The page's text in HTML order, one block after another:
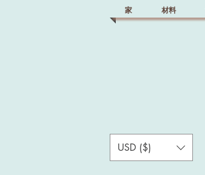
家 材料
USD ($)